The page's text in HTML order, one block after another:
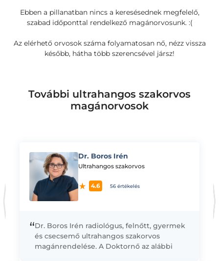
Ebben a pillanatban nincs a keresésednek megfelelő,
szabad időponttal rendelkező magánorvosunk. :(
Az elérhető orvosok száma folyamatosan nő, nézz vissza
később, hátha több szerencsével jársz!
További ultrahangos szakorvos
magánorvosok
Dr. Boros Irén
Ultrahangos szakorvos
4.6 56 értékelés
“Dr. Boros Irén radiológus, felnőtt, gyermek
és csecsemő ultrahangos szakorvos
magánrendelése. A Doktornő az alábbi